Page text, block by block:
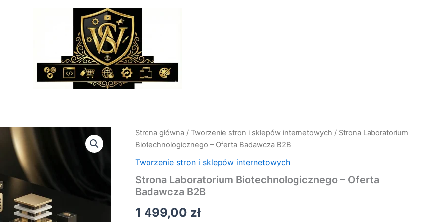
Strona główna / Tworzenie stron i sklepów internetowych / Strona Laboratorium
Biotechnologicznego – Oferta Badawcza B2B
Tworzenie stron i sklepów internetowych
Strona Laboratorium Biotechnologicznego – Oferta
Badawcza B2B
1 499,00 zł
ilość
Strona
Laboratorium
Biotechnologicznego
Oferta
Badawcza